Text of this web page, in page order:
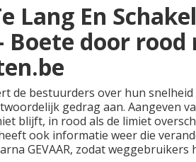
Lang En
Boete door
de bestuurders over hun snelheid
gedrag aan. Aangeven
blijft, in rood als de limiet
ook informatie weer die
GEVAAR, zodat